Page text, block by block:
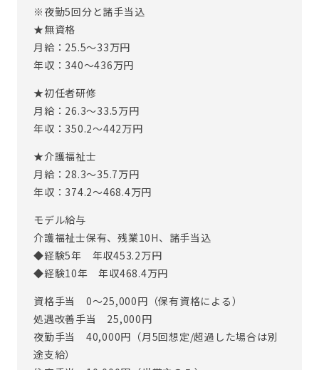
をしております。
最新のシステムですが、難しいことはありません。
まずはお気軽にお問い合わせください！
務）
※定年制度あり（定年65歳）
※夜勤5回分と諸手当込
★無資格
月給：25.5〜33万円
年収：340〜436万円
★初任者研修
月給：26.3〜33.5万円
年収：350.2〜442万円
★介護福祉士
月給：28.3〜35.7万円
年収：374.2〜468.4万円
モデル給与
介護福祉士保有、残業10H、諸手当込
◆経験5年 年収453.2万円
◆経験10年 年収468.4万円
資格手当 0～25,000円（保有資格による）
処遇改善手当 25,000円
夜勤手当 40,000円（月5回想定/超過した場合は別
途支給）